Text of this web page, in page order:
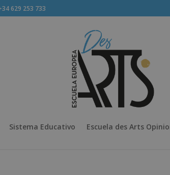
629 253 733
Sistema Educativo Escuela des Arts